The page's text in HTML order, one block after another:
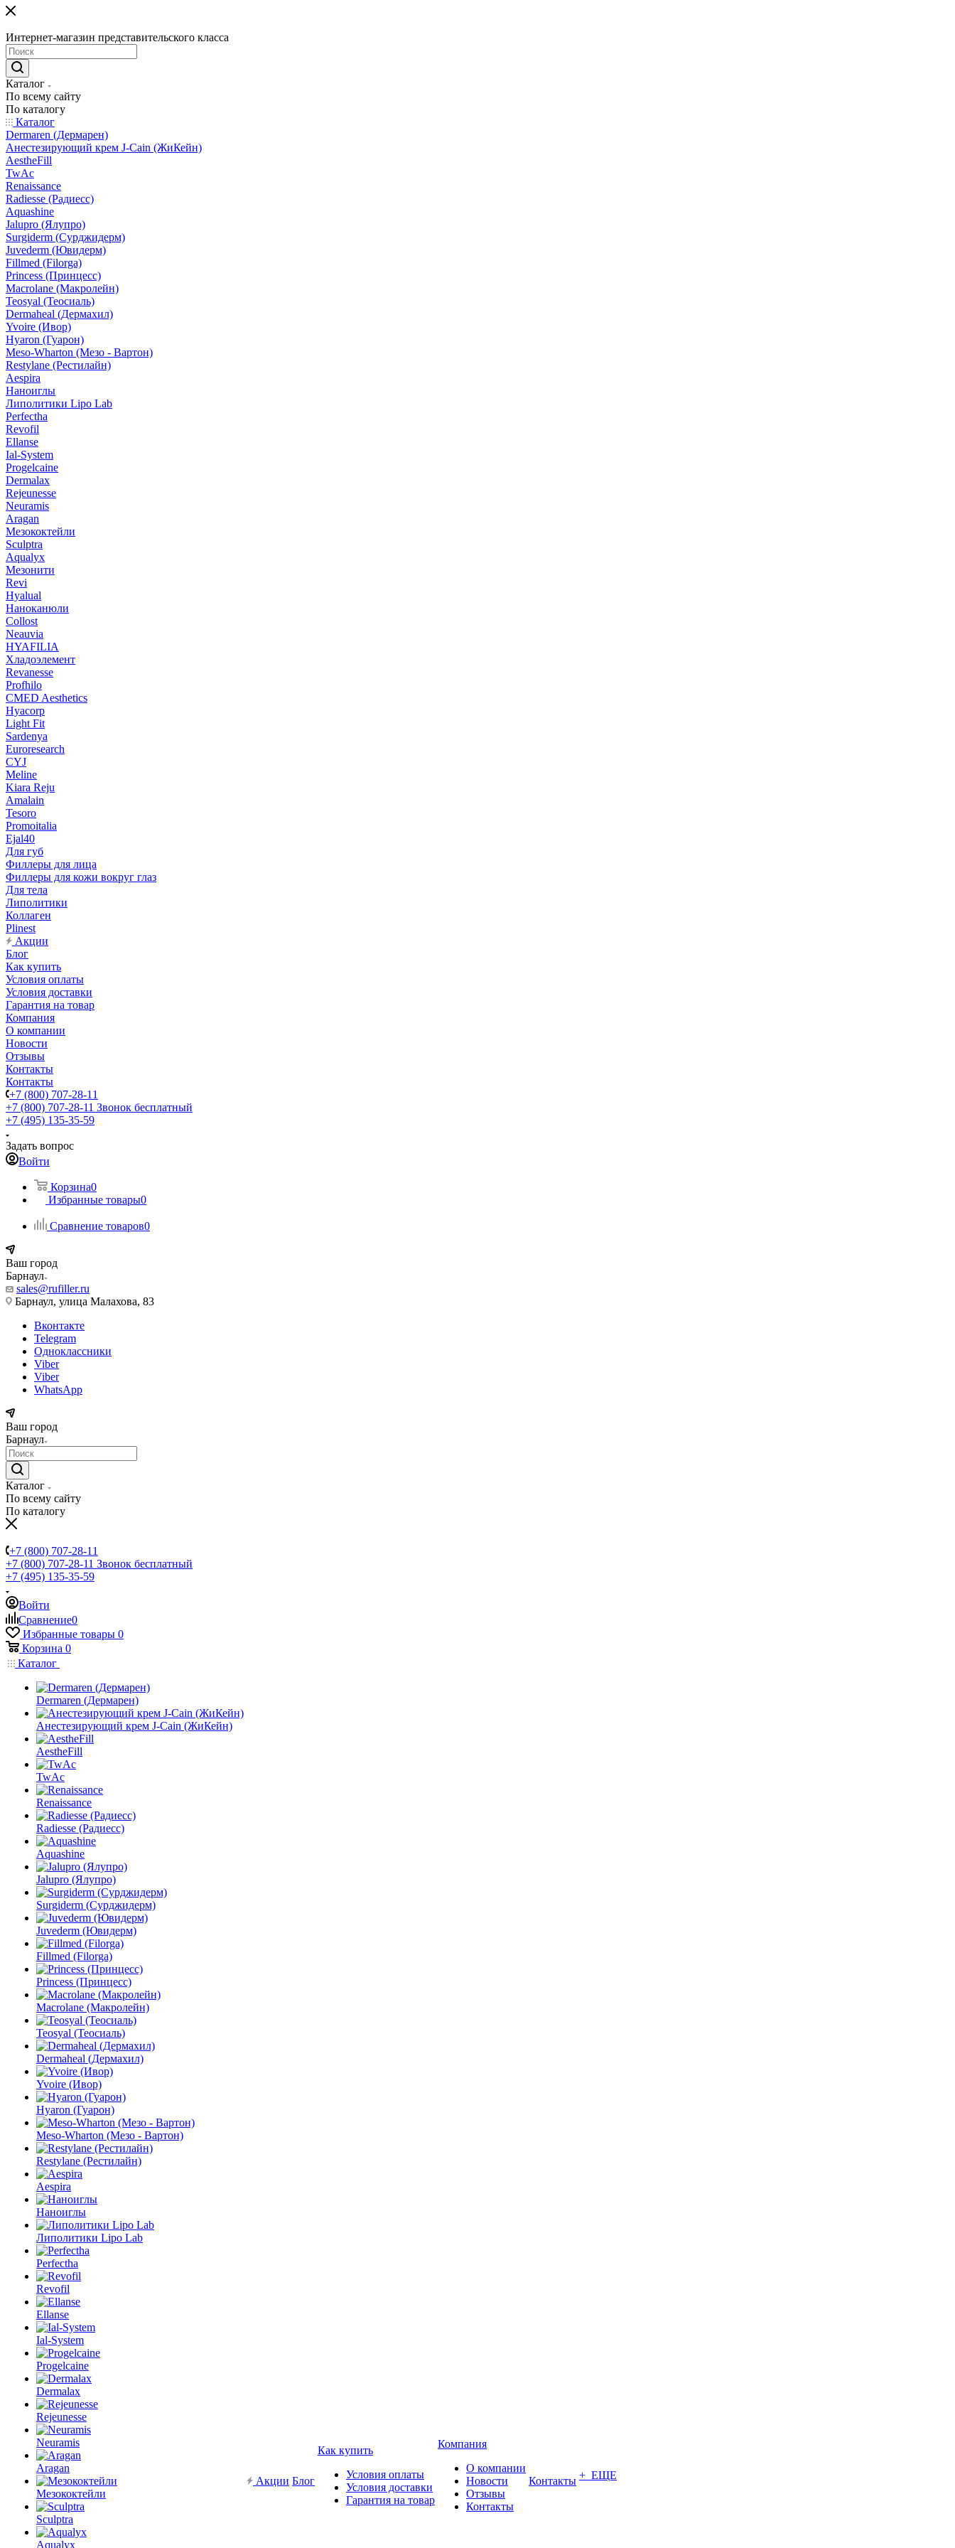
Интернет-магазин представительского класса
Каталог
По всему сайту
По каталогу
Каталог
Dermaren (Дермарен)
Анестезирующий крем J-Cain (ЖиКейн)
AestheFill
TwAc
Renaissance
Radiesse (Радиесс)
Aquashine
Jalupro (Ялупро)
Surgiderm (Сурджидерм)
Juvederm (Ювидерм)
Fillmed (Filorga)
Princess (Принцесс)
Macrolane (Макролейн)
Teosyal (Теосиаль)
Dermaheal (Дермахил)
Yvoire (Ивор)
Hyaron (Гуарон)
Meso-Wharton (Мезо - Вартон)
Restylane (Рестилайн)
Aespira
Наноиглы
Липолитики Lipo Lab
Perfectha
Revofil
Ellanse
Ial-System
Progelcaine
Dermalax
Rejeunesse
Neuramis
Aragan
Мезококтейли
Sculptra
Aqualyx
Мезонити
Revi
Hyalual
Наноканюли
Collost
Neauvia
HYAFILIA
Хладоэлемент
Revanesse
Profhilo
CMED Aesthetics
Hyacorp
Light Fit
Sardenya
Euroresearch
CYJ
Meline
Kiara Reju
Amalain
Tesoro
Promoitalia
Ejal40
Для губ
Филлеры для лица
Филлеры для кожи вокруг глаз
Для тела
Липолитики
Коллаген
Plinest
Акции
Блог
Как купить
Условия оплаты
Условия доставки
Гарантия на товар
Компания
О компании
Новости
Отзывы
Контакты
Контакты
+7 (800) 707-28-11
+7 (800) 707-28-11 Звонок бесплатный
+7 (495) 135-35-59
Задать вопрос
Войти
Корзина0
Избранные товары0
Сравнение товаров0
Ваш город
Барнаул
sales@rufiller.ru
Барнаул, улица Малахова, 83
Вконтакте
Telegram
Одноклассники
Viber
Viber
WhatsApp
Ваш город
Барнаул
Каталог
По всему сайту
По каталогу
+7 (800) 707-28-11
+7 (800) 707-28-11 Звонок бесплатный
+7 (495) 135-35-59
Войти
Сравнение0
Избранные товары 0
Корзина 0
Каталог
Dermaren (Дермарен)
Анестезирующий крем J-Cain (ЖиКейн)
AestheFill
TwAc
Renaissance
Radiesse (Радиесс)
Aquashine
Jalupro (Ялупро)
Surgiderm (Сурджидерм)
Juvederm (Ювидерм)
Fillmed (Filorga)
Princess (Принцесс)
Macrolane (Макролейн)
Teosyal (Теосиаль)
Dermaheal (Дермахил)
Yvoire (Ивор)
Hyaron (Гуарон)
Meso-Wharton (Мезо - Вартон)
Restylane (Рестилайн)
Aespira
Наноиглы
Липолитики Lipo Lab
Perfectha
Revofil
Ellanse
Ial-System
Progelcaine
Dermalax
Rejeunesse
Neuramis
Aragan
Мезококтейли
Sculptra
Aqualyx
Акции Блог
Как купить
Условия оплаты
Условия доставки
Гарантия на товар
Компания
О компании
Новости
Отзывы
Контакты
Контакты + ЕЩЕ